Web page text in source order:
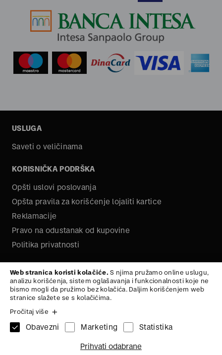
74
USLUGA
Saveti o veličinama
KORISNIČKA PODRŠKA
Opšti uslovi poslovanja
Opšta pravila za korišćenje lojaliti kartice
Reklamacije
Pravo na odustanak od kupovine
Politika privatnosti
Kariera
Web stranica koristi kolačiće. S njima pružamo online uslugu,
analizu korišćenja, sistem oglašavanja i funkcionalnosti koje ne
bismo mogli da pružimo bez kolačića. Daljim korišćenjem web
stranice slažete se s kolačićima.
Pročitaj više
Obavezni Marketing Statistika
Prihvati odabrane